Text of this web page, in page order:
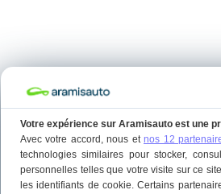
Votre expérience sur Aramisauto est une
Avec votre accord, nous et nos 12
technologies similaires pour stocker,
personnelles telles que votre visite sur ce
les identifiants de cookie. Certains